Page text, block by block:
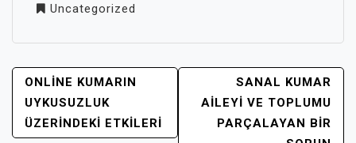
Uncategorized
YAZI
GEZINMESI
ONLINE KUMARIN
UYKUSUZLUK
ÜZERINDEKI ETKILERI
SANAL KUMAR
AILEYI VE TOPLUMU
PARÇALAYAN BIR